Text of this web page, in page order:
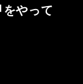
やって